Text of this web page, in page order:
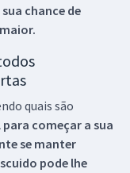
chance de
quais são
começar a sua
se manter
pode lhe